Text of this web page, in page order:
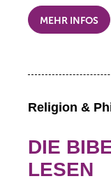
MEHR INFOS
Religion &
DIE
LESEN